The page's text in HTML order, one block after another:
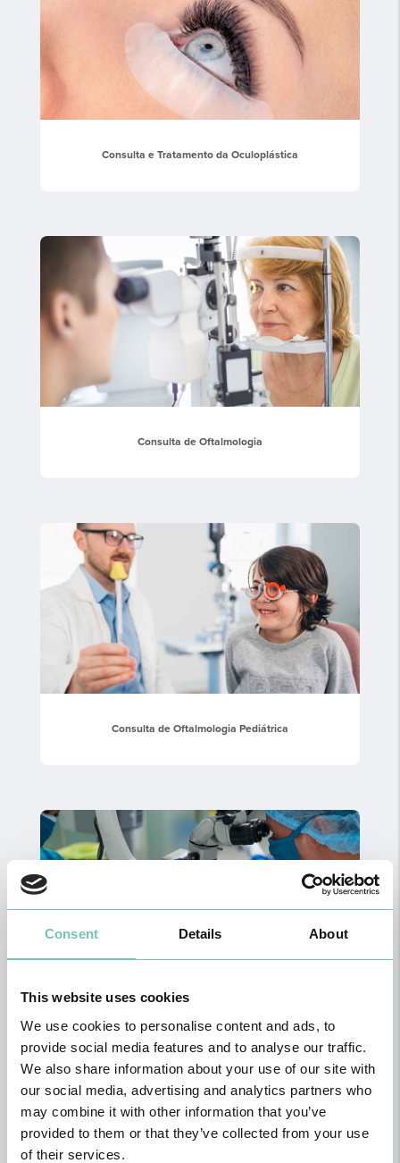
Consent Details About
This website uses cookies
We use cookies to personalise content and ads, to
provide social media features and to analyse our traffic.
We also share information about your use of our site with
our social media, advertising and analytics partners who
may combine it with other information that you’ve
provided to them or that they’ve collected from your use
of their services.
Consulta e Tratamento da Oculoplástica
Consulta de Oftalmologia
Consulta de Oftalmologia Pediátrica